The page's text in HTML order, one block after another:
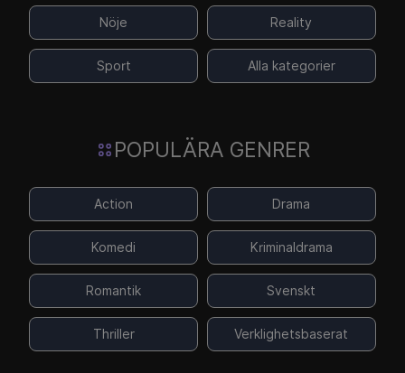
Nöje Reality
Sport Alla kategorier
POPULÄRA GENRER
Action Drama
Komedi Kriminaldrama
Romantik Svenskt
Thriller Verklighetsbaserat